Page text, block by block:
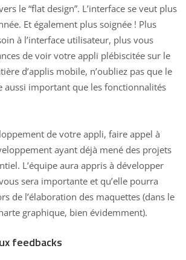
le “flat design”. L’interface se veut plus
Et également plus soignée ! Plus
à l’interface utilisateur, plus vous
de voir votre appli plébiscitée sur le
d’applis mobile, n’oubliez pas que le
aussi important que les fonctionnalités
de votre appli, faire appel à
ayant déjà mené des projets
L’équipe aura appris à développer
sera importante et qu’elle pourra
de l’élaboration des maquettes (dans le
graphique, bien évidemment).
feedbacks